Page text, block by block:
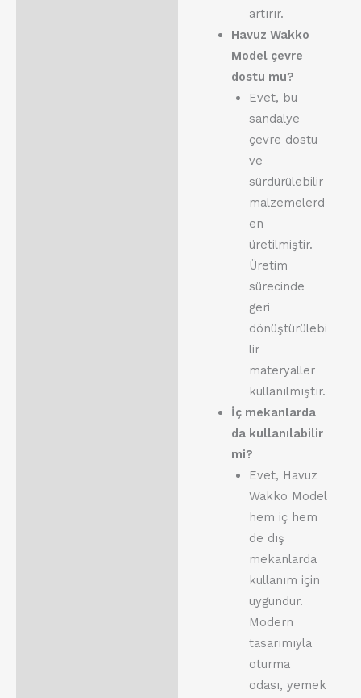
artırır.
Havuz Wakko
Model çevre
dostu mu?
Evet, bu
sandalye
çevre dostu
ve
sürdürülebilir
malzemelerd
en
üretilmiştir.
Üretim
sürecinde
geri
dönüştürülebi
lir
materyaller
kullanılmıştır.
İç mekanlarda
da kullanılabilir
mi?
Evet, Havuz
Wakko Model
hem iç hem
de dış
mekanlarda
kullanım için
uygundur.
Modern
tasarımıyla
oturma
odası, yemek